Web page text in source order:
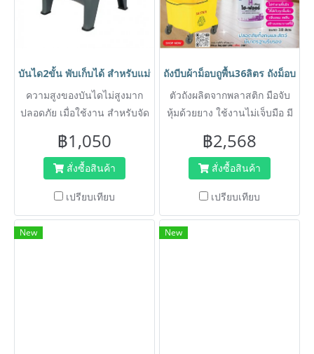
บันได2ขั้น พับเก็บได้ สำหรับแม่บ้านทำความสะอาด HORECAT 56060
ความสูงของบันไดไม่สูงมาก
ปลอดภัย เมื่อใช้งาน สำหรับจัด
หลอดไฟได้
฿1,050
สั่งซื้อสินค้า
เปรียบเทียบ
ถังบีบผ้าม็อบถูพื้น36ลิตร ถังม็อบ ถั
ตัวถังผลิตจากพลาสติก มือจับ
หุ้มด้วยยาง ใช้งานไม่เจ็บมือ มี
ใช้มือบีบ
฿2,568
สั่งซื้อสินค้า
เปรียบเทียบ
New New